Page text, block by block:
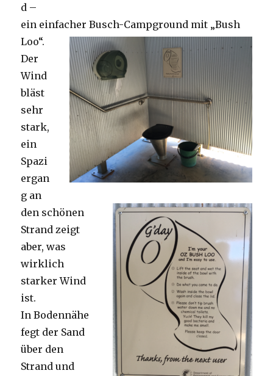
d –
ein einfacher Busch-Campground mit „Bush
Loo“.
Der
Wind
bläst
sehr
stark,
ein
Spazi
ergan
g an
den schönen
Strand zeigt
aber, was
wirklich
starker Wind
ist.
In Bodennähe
fegt der Sand
über den
Strand und